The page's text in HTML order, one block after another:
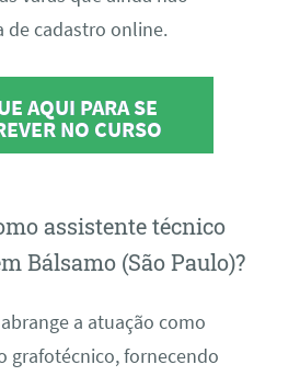
de cadastro online.
AQUI PARA SE
NO CURSO
assistente técnico
Bálsamo (São Paulo)?
a atuação como
grafotécnico, fornecendo